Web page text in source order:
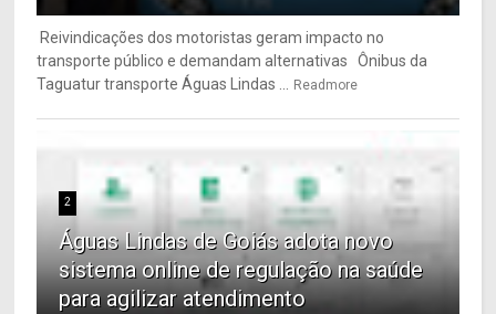
Reivindicações dos motoristas geram impacto no
transporte público e demandam alternativas Ônibus da
Taguatur transporte Águas Lindas ... Readmore
2
Águas Lindas de Goiás adota novo
sistema online de regulação na saúde
para agilizar atendimento